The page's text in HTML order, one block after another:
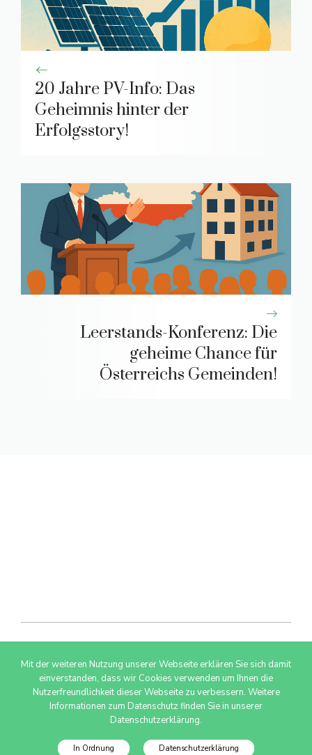
20 Jahre PV-Info: Das
Geheimnis hinter der
Erfolgsstory!
Leerstands-Konferenz: Die
geheime Chance für
Österreichs Gemeinden!
© 2026 AdSimple GmbH
Mit der weiteren Nutzung unserer Webseite erklären Sie sich damit
einverstanden, dass wir Cookies verwenden um Ihnen die
Nutzerfreundlichkeit dieser Webseite zu verbessern. Weitere
Informationen zum Datenschutz finden Sie in unserer
Datenschutzerklärung.
In Ordnung Datenschutzerklärung